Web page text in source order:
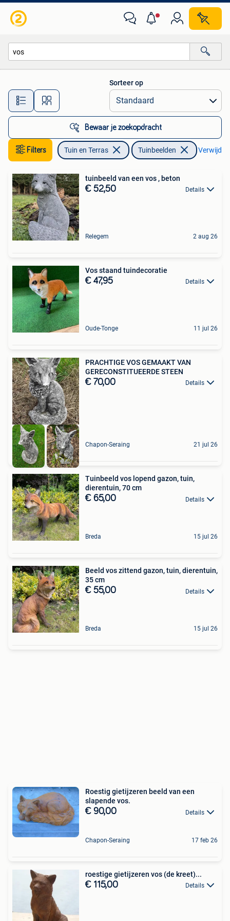
Alle afstanden…
Sorteer op
Bewaar je zoekopdracht
Filters Tuin en Terras Tuinbeelden Verwijder
tuinbeeld van een vos , beton
€ 52,50 Details
Relegem 2 aug 26
Vos staand tuindecoratie
€ 47,95 Details
Oude-Tonge 11 jul 26
PRACHTIGE VOS GEMAAKT VAN
GERECONSTITUEERDE STEEN
€ 70,00 Details
Chapon-Seraing 21 jul 26
Tuinbeeld vos lopend gazon, tuin,
dierentuin, 70 cm
€ 65,00 Details
Breda 15 jul 26
Beeld vos zittend gazon, tuin, dierentuin,
35 cm
€ 55,00 Details
Breda 15 jul 26
Roestig gietijzeren beeld van een
slapende vos.
€ 90,00 Details
Chapon-Seraing 17 feb 26
roestige gietijzeren vos (de kreet)...
€ 115,00 Details